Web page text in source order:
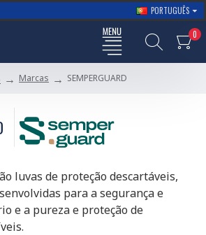
PORTUGUÊS
0
Marcas SEMPERGUARD
luvas de proteção descartáveis,
para a segurança e
e a pureza e proteção de